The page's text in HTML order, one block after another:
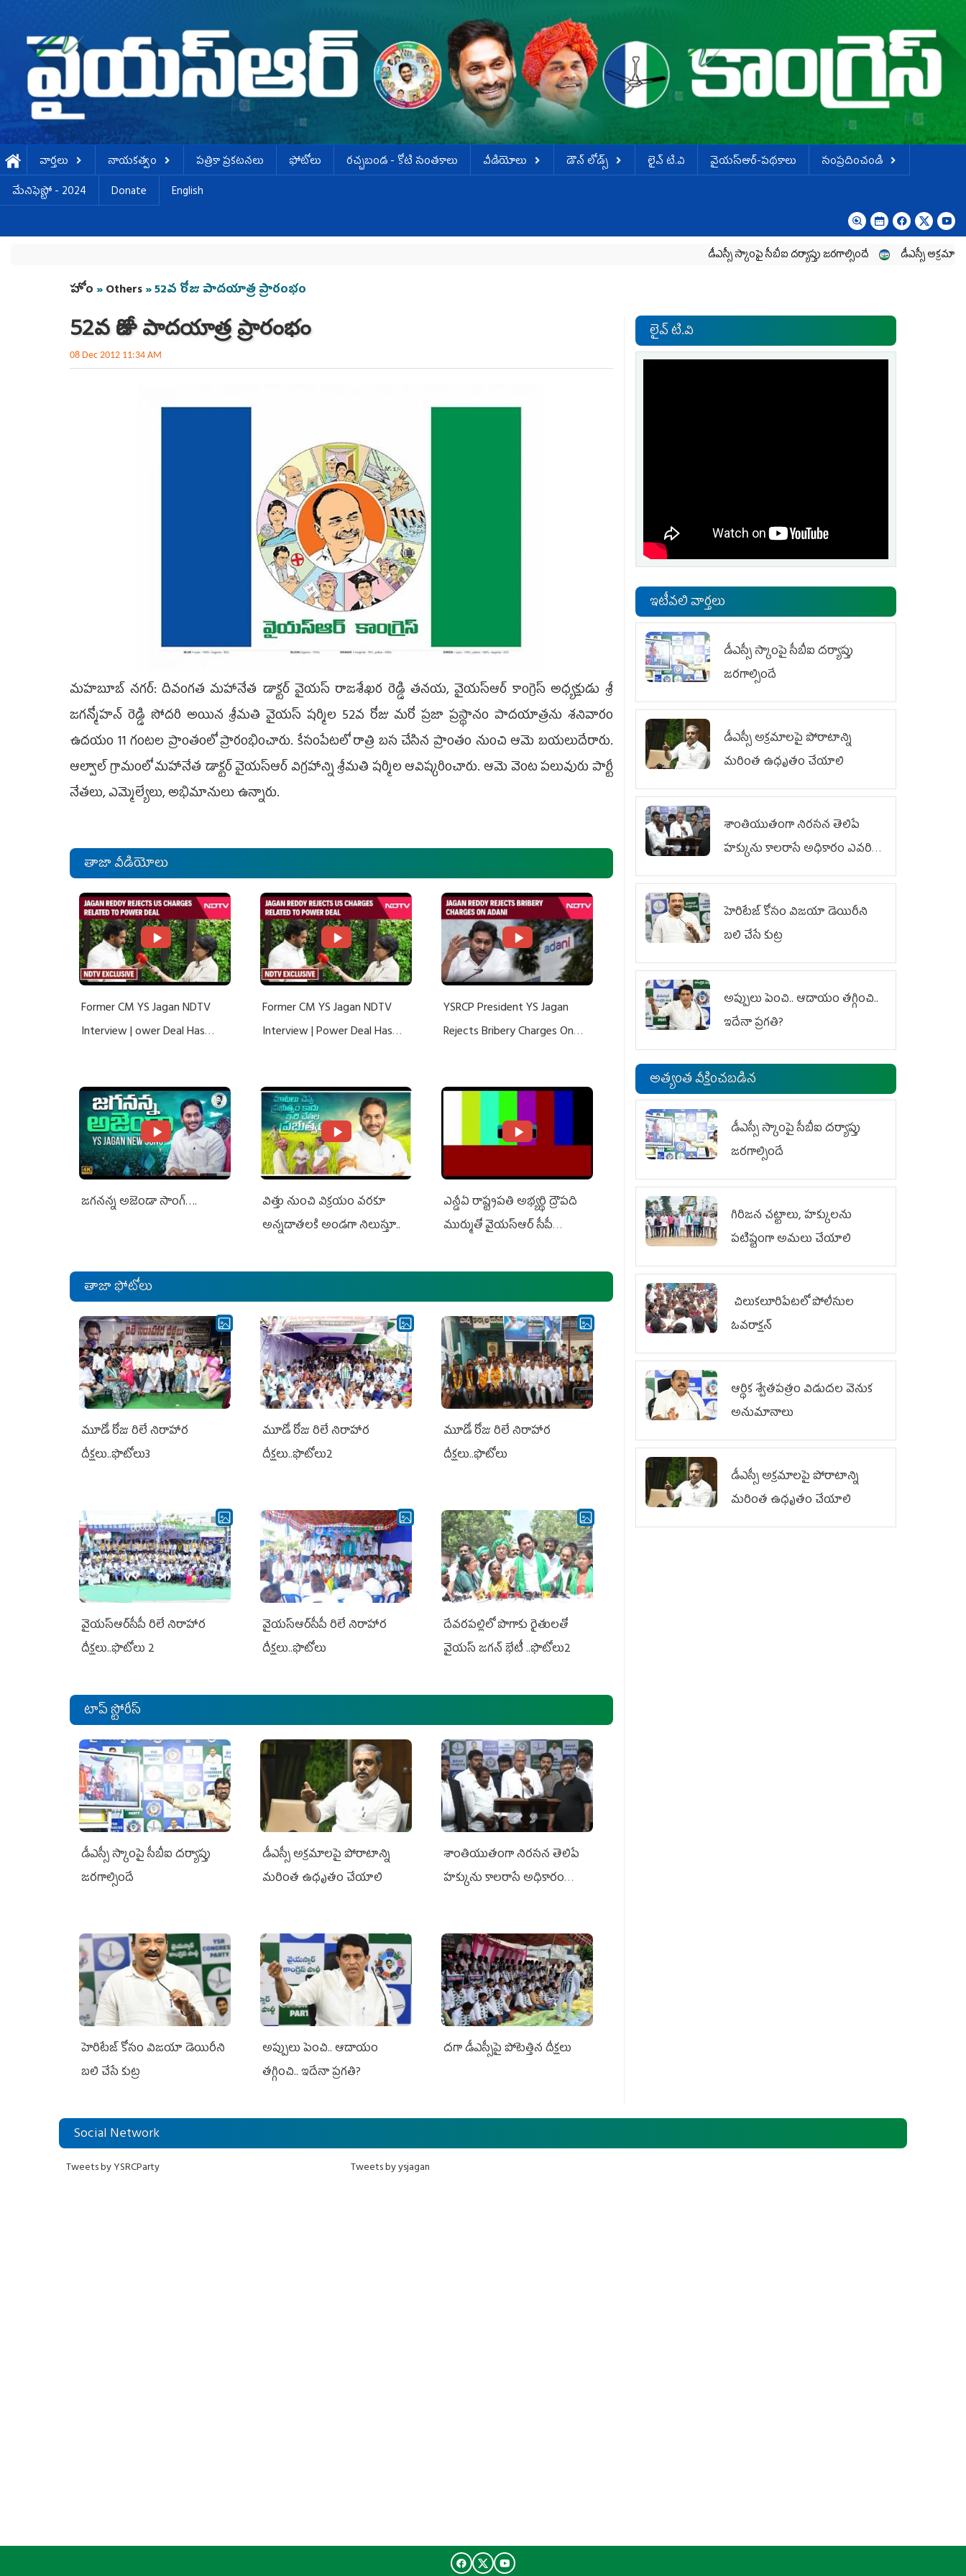
వార్తలు నాయకత్వం పత్రికా ప్రకటనలు ఫోటోలు ర‌చ్చ‌బండ‌ - కోటి సంత‌కాలు వీడియోలు డౌన్ లోడ్స్ లైవ్ టి.వి వైయస్ఆర్-పథకాలు
సంప్రదించండి
మేనిఫెస్టో - 2024
Donate English
డీఎస్సీ స్కాంపై సీబీఐ దర్యాప్తు జరగాల్సిందే డీఎస్సీ అక్రమాలపై
You are here
హోం »Others» 52వ రోజు పాదయాత్ర ప్రారంభం
52వ రోజు పాదయాత్ర ప్రారంభం
08 Dec 2012 11:34 AM
మహబూబ్ నగర్: దివంగత మహానేత డాక్టర్ వైయస్ రాజశేఖర రెడ్డి తనయ, వైయస్ఆర్ కాంగ్రెస్ అధ్యక్షుడు శ్రీ
జగన్మోహన్ రెడ్డి సోదరి అయిన శ్రీమతి వైయస్ షర్మిల 52వ రోజు మరో ప్రజా ప్రస్థానం పాదయాత్రను శనివారం
ఉదయం 11 గంటల ప్రాంతంలో ప్రారంభించారు. కేసంపేటలో రాత్రి బస చేసిన ప్రాంతం నుంచి ఆమె బయలుదేరారు.
ఆల్వాల్ గ్రామంలో మహానేత డాక్టర్ వైయస్ఆర్ విగ్రహాన్ని శ్రీమతి షర్మిల ఆవిష్కరించారు. ఆమె వెంట పలువురు పార్టీ
నేతలు, ఎమ్మెల్యేలు, అభిమానులు ఉన్నారు.
తాజా వీడియోలు
Former CM YS Jagan NDTV
Interview | ower Deal Has
Former CM YS Jagan NDTV
Interview | Power Deal Has
YSRCP President YS Jagan
Rejects Bribery Charges On
జగనన్న అజెండా సాంగ్….
విత్తు నుంచి విక్రయం వరకూ
అన్నదాతలకి అండగా నిలుస్తూ..
ఎన్డీఏ రాష్ట్ర‌ప‌తి అభ్య‌ర్థి ద్రౌప‌ది
ముర్ముతో వైయ‌స్ఆర్ సీపీ
ఎమ్మెల్యేలు, ఎంపీల స‌మావేశం
తాజా ఫోటోలు
మూడో రోజు రిలే నిరాహార
దీక్షలు..ఫొటోలు3
మూడో రోజు రిలే నిరాహార
దీక్షలు..ఫొటోలు2
మూడో రోజు రిలే నిరాహార
దీక్షలు..ఫొటోలు
వైయ‌స్ఆర్‌సీపీ రిలే నిరాహార
దీక్షలు..ఫొటోలు 2
వైయ‌స్ఆర్‌సీపీ రిలే నిరాహార
దీక్షలు..ఫొటోలు
దేవరపల్లిలో పొగాకు రైతులతో
వైయస్ జగన్ భేటీ ..ఫొటోలు2
టాప్ స్టోరీస్
డీఎస్సీ స్కాంపై సీబీఐ దర్యాప్తు
జరగాల్సిందే
డీఎస్సీ అక్రమాలపై పోరాటాన్ని
మరింత ఉధృతం చేయాలి
శాంతియుతంగా నిరసన తెలిపే
హక్కును కాలరాసే అధికారం
హెరిటేజ్ కోసం విజయా డెయిరీని
బలి చేసే కుట్ర‌
అప్పులు పెంచి.. ఆదాయం
తగ్గించి.. ఇదేనా ప్రగతి?
దగా డీఎస్సీపై పోటెత్తిన దీక్షలు
లైవ్ టి.వి
ఇటీవలి వార్తలు
డీఎస్సీ స్కాంపై సీబీఐ దర్యాప్తు
జరగాల్సిందే
డీఎస్సీ అక్రమాలపై పోరాటాన్ని
మరింత ఉధృతం చేయాలి
శాంతియుతంగా నిరసన తెలిపే
హక్కును కాలరాసే అధికారం ఎవరికీ
లేదు
హెరిటేజ్ కోసం విజయా డెయిరీని
బలి చేసే కుట్ర‌
అప్పులు పెంచి.. ఆదాయం తగ్గించి..
ఇదేనా ప్రగతి?
అత్యంత వీక్షించబడిన
డీఎస్సీ స్కాంపై సీబీఐ దర్యాప్తు
జరగాల్సిందే
గిరిజన చట్టాలు, హక్కులను
పటిష్టంగా అమలు చేయాలి
చిలుక‌లూరిపేట‌లో పోలీసుల
ఓవ‌రాక్ష‌న్‌
ఆర్థిక శ్వేతపత్రం విడుదల వెనుక
అనుమానాలు
డీఎస్సీ అక్రమాలపై పోరాటాన్ని
మరింత ఉధృతం చేయాలి
Social Network
Tweets by YSRCParty Tweets by ysjagan